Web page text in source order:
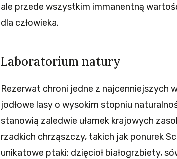
ale przede wszystkim immanentną
dla człowieka.
Laboratorium natury
Rezerwat chroni jedne z najcenniejszych
jodłowe lasy o wysokim stopniu
stanowią zaledwie ułamek krajowych
rzadkich chrząszczy, takich jak ponurek
unikatowe ptaki: dzięcioł białogrzbiety,